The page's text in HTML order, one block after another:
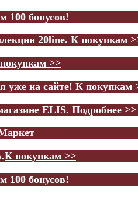
100 бонусов!
20line. К покупкам
>>
уже на сайте! К покупкам
ELIS. Подробнее >>
К покупкам >>
100 бонусов!